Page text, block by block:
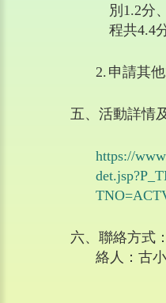
別 1.2分
程共4.4
2. 申請其他
五、 活動詳情
https://
六、 聯絡方式：
絡人：古